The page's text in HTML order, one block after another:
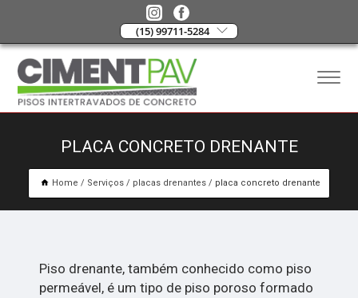
(15) 99711-5284
PLACA CONCRETO DRENANTE
Home Serviços placas drenantes placa concreto drenante
Piso drenante, também conhecido como piso
permeável, é um tipo de piso poroso formado